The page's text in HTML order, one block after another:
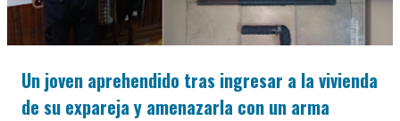
Un joven aprehendido tras ingresar a la vivienda
de su expareja y amenazarla con un arma